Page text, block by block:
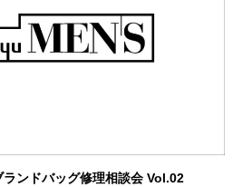
ランドバッグ修理相談会 Vol.02